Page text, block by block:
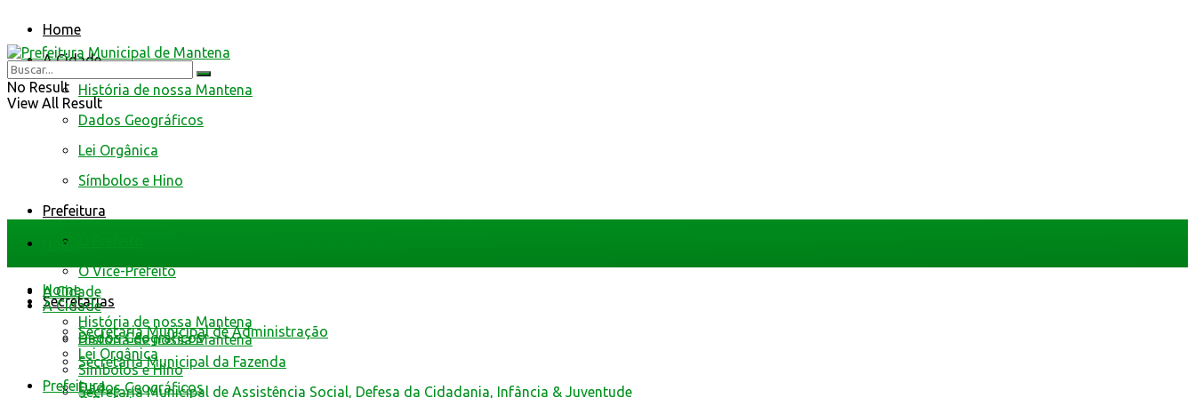
Home
A Cidade
História de nossa Mantena
Dados Geográficos
Lei Orgânica
Símbolos e Hino
Prefeitura
O Vice-Prefeito
Secretarias
Secretaria Municipal de Administração
Secretaria Municipal da Fazenda
Secretaria Municipal de Assistência Social, Defesa da Cidadania, Infância & Juventude
No Result
View All Result
Home
A Cidade
História de nossa Mantena
Dados Geográficos
Home
A Cidade
História de nossa Mantena
Dados Geográficos
Lei Orgânica
Símbolos e Hino
Prefeitura